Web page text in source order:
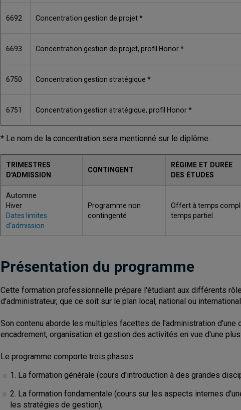
6692 Concentration gestion de projet *
6693 Concentration gestion de projet, profil Honor *
6750 Concentration gestion stratégique *
6751 Concentration gestion stratégique, profil Honor *
* Le nom de la concentration sera mentionné sur le diplôme.
TRIMESTRES
D'ADMISSION
CONTINGENT
RÉGIME ET DURÉE
DES ÉTUDES
Automne
Hiver
Dates limites
d'admission
Programme non
contingenté
Offert à temps
temps partiel
Présentation du programme
Cette formation professionnelle prépare l'étudiant aux différents
d'administrateur, que ce soit sur le plan local, national ou
Son contenu aborde les multiples facettes de l'administration d'une
encadrement, organisation et gestion des activités en vue d'une
Le programme comporte trois phases :
1. La formation générale (cours d'introduction à des grandes
2. La formation fondamentale (cours sur les aspects internes
les stratégies de gestion);